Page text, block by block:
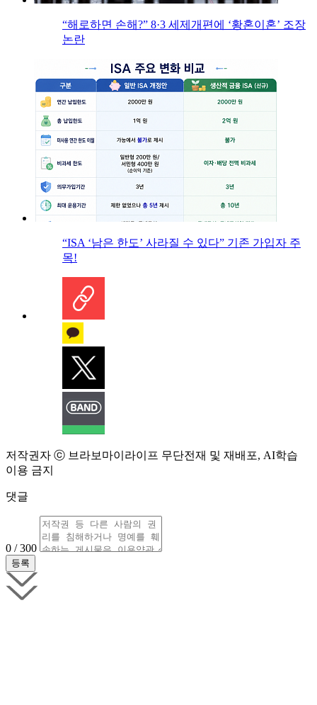
“해로하면 손해?” 8·3 세제개편에 ‘황혼이혼’ 조장
논란
“ISA ‘남은 한도’ 사라질 수 있다” 기존 가입자 주
목!
저작권자 ⓒ 브라보마이라이프 무단전재 및 재배포, AI학습
이용 금지
댓글
0 / 300